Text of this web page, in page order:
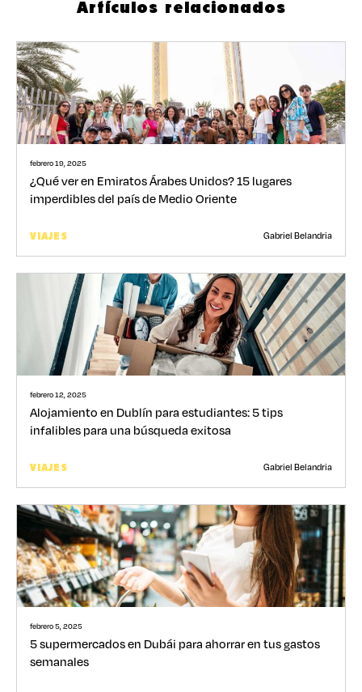
Artículos relacionados
febrero 19, 2025
¿Qué ver en Emiratos Árabes Unidos? 15 lugares
imperdibles del país de Medio Oriente
VIAJES Gabriel Belandria
febrero 12, 2025
Alojamiento en Dublín para estudiantes: 5 tips
infalibles para una búsqueda exitosa
VIAJES Gabriel Belandria
febrero 5, 2025
5 supermercados en Dubái para ahorrar en tus gastos
semanales